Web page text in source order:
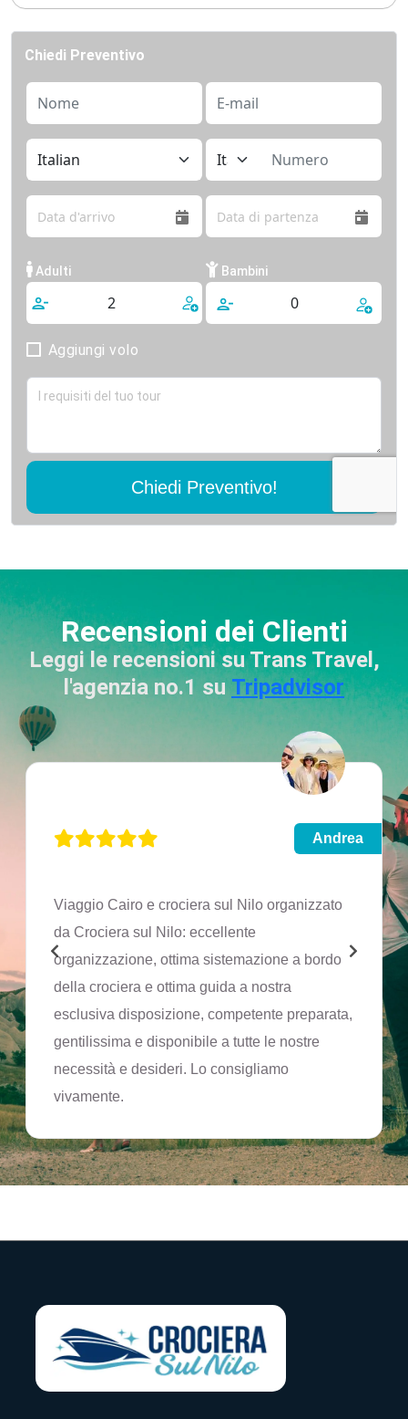
Chiedi Preventivo
Adulti Bambini
Aggiungi volo
Chiedi Preventivo!
Recensioni dei Clienti
Leggi le recensioni su Trans Travel,
l'agenzia no.1 suTripadvisor
Andrea
Viaggio Cairo e crociera sul Nilo organizzato
da Crociera sul Nilo: eccellente
organizzazione, ottima sistemazione a bordo
della crociera e ottima guida a nostra
esclusiva disposizione, competente preparata,
gentilissima e disponibile a tutte le nostre
necessità e desideri. Lo consigliamo
vivamente.